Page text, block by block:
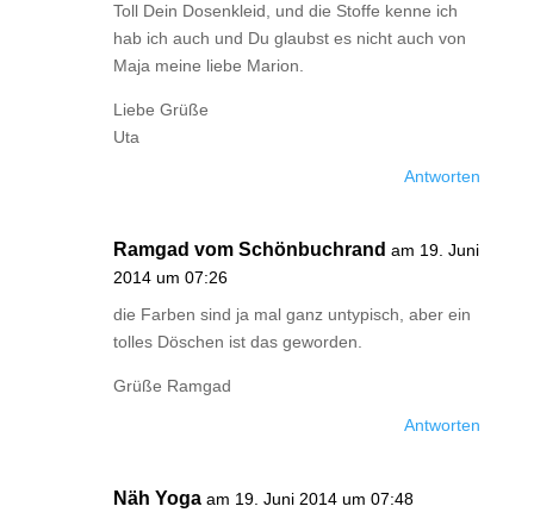
Toll Dein Dosenkleid, und die Stoffe kenne ich
hab ich auch und Du glaubst es nicht auch von
Maja meine liebe Marion.
Liebe Grüße
Uta
Antworten
Ramgad vom Schönbuchrand am 19. Juni
2014 um 07:26
die Farben sind ja mal ganz untypisch, aber ein
tolles Döschen ist das geworden.
Grüße Ramgad
Antworten
Näh Yoga am 19. Juni 2014 um 07:48